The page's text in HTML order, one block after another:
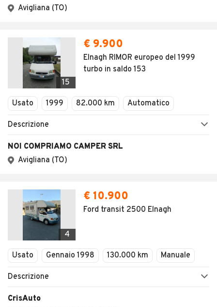
Avigliana (TO)
15
€ 9.900
Elnagh RIMOR europeo del 1999
turbo in saldo 153
Usato 1999 82.000 km Automatico
Descrizione
NOI COMPRIAMO CAMPER SRL
Avigliana (TO)
4
€ 10.900
Ford transit 2500 Elnagh
Usato Gennaio 1998 130.000 km Manuale
Descrizione
CrisAuto